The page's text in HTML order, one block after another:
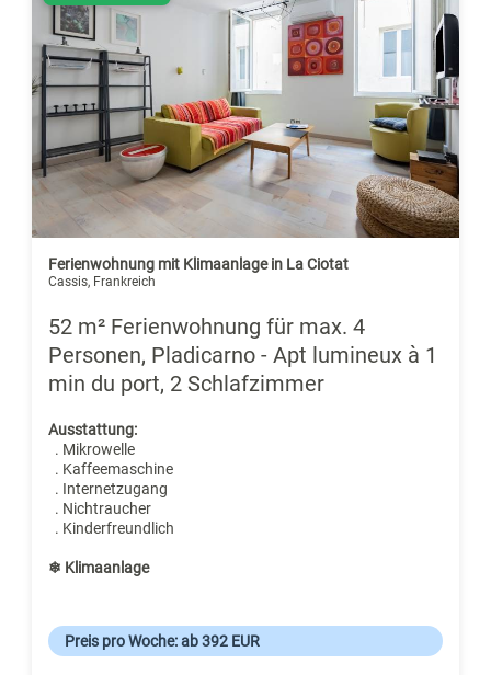
Ferienwohnung mit Klimaanlage in La Ciotat
Cassis, Frankreich
52 m² Ferienwohnung für max. 4
Personen, Pladicarno - Apt lumineux à 1
min du port, 2 Schlafzimmer
Ausstattung:
. Mikrowelle
. Kaffeemaschine
. Internetzugang
. Nichtraucher
. Kinderfreundlich
❄ Klimaanlage
Preis pro Woche: ab 392 EUR